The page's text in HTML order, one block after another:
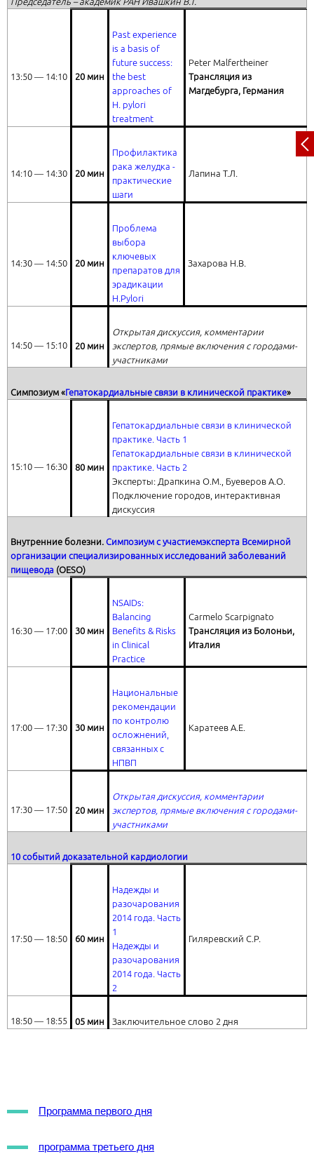
13:50 ― 14:10 20 мин
Past experience
is a basis of
future success:
the best
approaches of
H. pylori
treatment
Peter Malfertheiner
Трансляция из
Магдебурга, Германия
14:10 ― 14:30 20 мин
Профилактика
рака желудка -
практические
шаги
Лапина Т.Л.
14:30 ― 14:50 20 мин
Проблема
выбора
ключевых
препаратов для
эрадикации
H.Pylori
Захарова Н.В.
14:50 ― 15:10 20 мин
Открытая дискуссия, комментарии
экспертов, прямые включения с городами-
участниками
Симпозиум «Гепатокардиальные связи в клинической практике»
15:10 ― 16:30 80 мин
Гепатокардиальные связи в клинической
практике. Часть 1
Гепатокардиальные связи в клинической
практике. Часть 2
Эксперты: Драпкина О.М., Буеверов А.О.
Подключение городов, интерактивная
дискуссия
Внутренние болезни. Симпозиум с участиемэксперта Всемирной
организации специализированных исследований заболеваний
пищевода (OESO)
16:30 ― 17:00 30 мин
NSAIDs:
Balancing
Benefits & Risks
in Clinical
Practice
Carmelo Scarpignato
Трансляция из Болоньи,
Италия
17:00 ― 17:30 30 мин
Национальные
рекомендации
по контролю
осложнений,
связанных с
НПВП
Каратеев А.Е.
17:30 ― 17:50 20 мин
Открытая дискуссия, комментарии
экспертов, прямые включения с городами-
участниками
10 событий доказательной кардиологии
17:50 ― 18:50 60 мин
Надежды и
разочарования
2014 года . Часть
1
Надежды и
разочарования
2014 года . Часть
2
Гиляревский С.Р.
18:50 ― 18:55 05 мин Заключительное слово 2 дня
Программа первого дня
программа третьего дня